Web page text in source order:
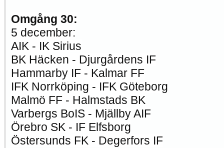
Omgång 30:
5 december:
AIK - IK Sirius
BK Häcken - Djurgårdens IF
Hammarby IF - Kalmar FF
IFK Norrköping - IFK Göteborg
Malmö FF - Halmstads BK
Varbergs BoIS - Mjällby AIF
Örebro SK - IF Elfsborg
Östersunds FK - Degerfors IF